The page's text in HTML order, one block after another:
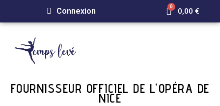
Connexion 0,00 €
FOURNISSEUR OFFICIEL DE L'OPÉRA DE
NICE